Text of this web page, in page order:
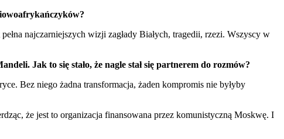
najczarniejszych wizji zagłady Białych, tragedii, rzezi. Wszyscy w
Jak to się stało, że nagle stał się partnerem do rozmów?
Bez niego żadna transformacja, żaden kompromis nie byłyby
że jest to organizacja finansowana przez komunistyczną Moskwę. I